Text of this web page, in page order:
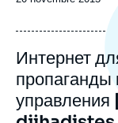
Интернет
пропаганды